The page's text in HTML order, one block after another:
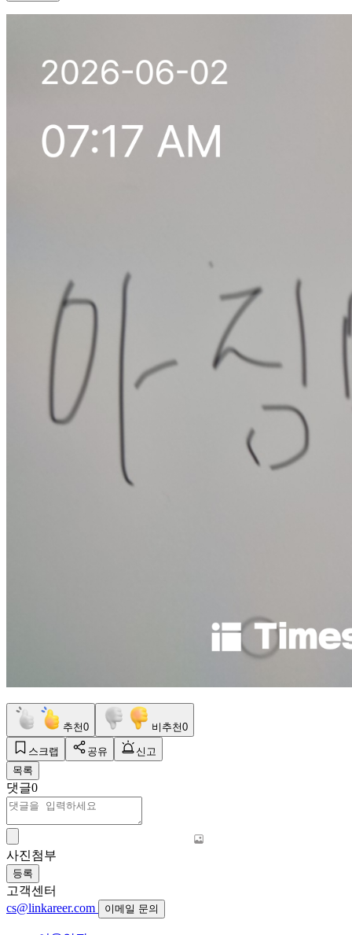
추천0 비추천0
스크랩 공유
신고
목록
댓글0
사진첨부
등록
고객센터
cs@linkareer.com
이메일 문의